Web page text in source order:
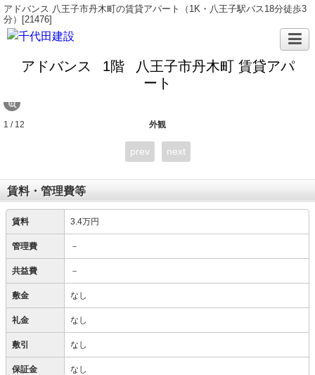
アドバンス 八王子市丹木町の賃貸アパート（1K・八王子駅バス18分徒歩3
分）[21476]
アドバンス 1階
八王子市丹木町 賃貸アパ
ート
外観
1 / 12
prev next
賃料・管理費等
賃料 3.4万円
管理費 －
共益費 －
敷金 なし
礼金 なし
敷引 なし
保証金 なし